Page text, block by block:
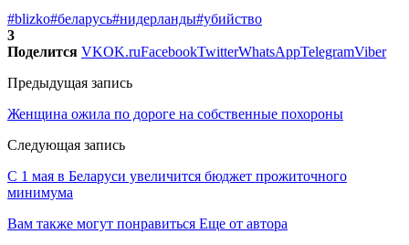
#blizko#беларусь#нидерланды#убийство
3
Поделится VKOK.ruFacebookTwitterWhatsAppTelegramViber
Предыдущая запись
Женщина ожила по дороге на собственные похороны
Следующая запись
С 1 мая в Беларуси увеличится бюджет прожиточного
минимума
Вам также могут понравиться Еще от автора